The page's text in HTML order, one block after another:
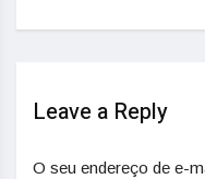
Leave a Reply
O seu endereço de e-